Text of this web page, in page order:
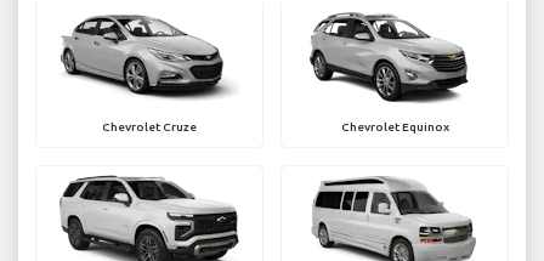
Chevrolet Cruze Chevrolet Equinox